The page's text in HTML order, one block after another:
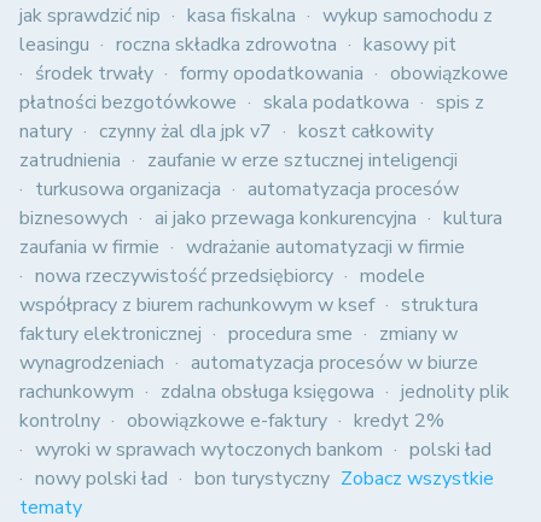
jak sprawdzić nip kasa fiskalna
wykup samochodu z
leasingu
roczna składka zdrowotna
kasowy pit
środek trwały
formy opodatkowania
obowiązkowe
płatności bezgotówkowe
skala podatkowa
spis z
natury
czynny żal dla jpk v7
koszt całkowity
zatrudnienia
zaufanie w erze sztucznej inteligencji
turkusowa organizacja
automatyzacja procesów
biznesowych
ai jako przewaga konkurencyjna
kultura
zaufania w firmie
wdrażanie automatyzacji w firmie
nowa rzeczywistość przedsiębiorcy
modele
współpracy z biurem rachunkowym w ksef
struktura
faktury elektronicznej
procedura sme
zmiany w
wynagrodzeniach
automatyzacja procesów w biurze
rachunkowym
zdalna obsługa księgowa
jednolity plik
kontrolny
obowiązkowe e-faktury
kredyt 2%
wyroki w sprawach wytoczonych bankom
polski ład
nowy polski ład
bon turystyczny Zobacz wszystkie
tematy